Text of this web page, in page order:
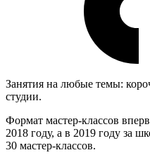
Занятия на любые темы:
студии.
Формат мастер-классов
2018 году, а в 2019 году за
30 мастер-классов.